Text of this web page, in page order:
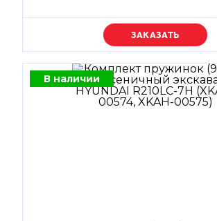
Уточняйте цену
В наличии